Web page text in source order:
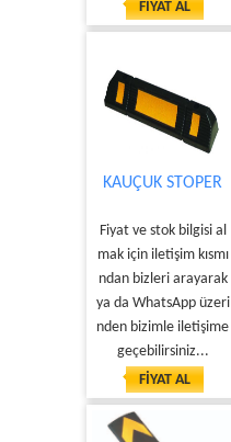
FİYAT AL
KAUÇUK STOPER
Fiyat ve stok bilgisi al
mak için iletişim kısmı
ndan bizleri arayarak
ya da WhatsApp üzeri
nden bizimle iletişime
geçebilirsiniz...
FİYAT AL